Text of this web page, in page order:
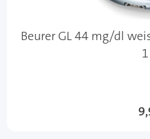
Beurer GL 44 mg/dl